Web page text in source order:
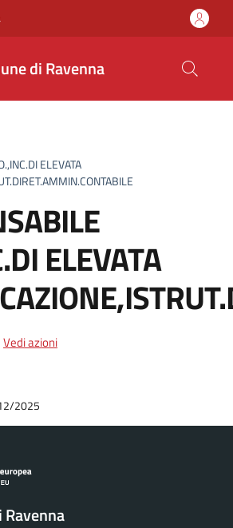
di Ravenna
ELEVATA
ELEVATA
Vedi azioni
2025
Ravenna